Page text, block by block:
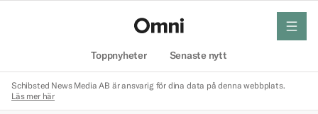
Toppnyheter Senaste nytt
meny
Schibsted News Media AB är ansvarig för dina data på denna webbplats.
Läs mer här